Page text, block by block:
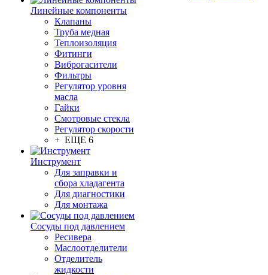
Линейные компоненты
Клапаны
Труба медная
Теплоизоляция
Фитинги
Виброгасители
Фильтры
Регулятор уровня
масла
Гайки
Смотровые стекла
Регулятор скорости
+ ЕЩЕ 6
Инструмент
Для заправки и
сбора хладагента
Для диагностики
Для монтажа
Сосуды под давлением
Ресивера
Маслоотделители
Отделитель
жидкости